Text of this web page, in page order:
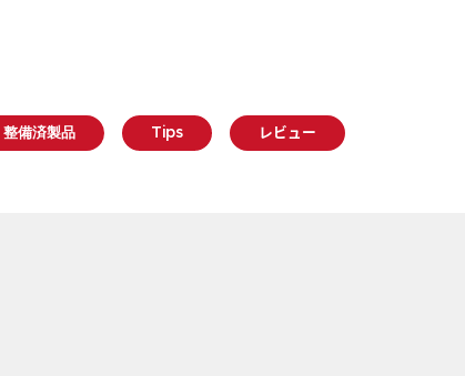
整備済製品 Tips レビュー